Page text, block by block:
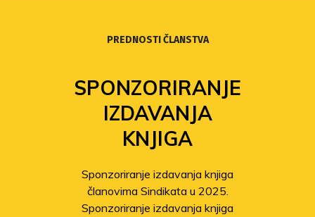
PREDNOSTI ČLANSTVA
SPONZORIRANJE
IZDAVANJA
KNJIGA
Sponzoriranje izdavanja knjiga
članovima Sindikata u 2025.
Sponzoriranje izdavanja knjiga